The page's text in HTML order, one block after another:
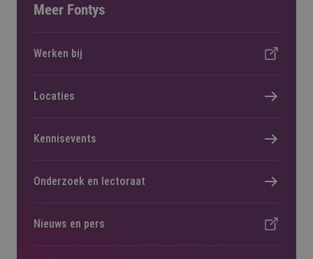
Meer Fontys
Werken bij
Locaties
Kennisevents
Onderzoek en lectoraat
Nieuws en pers